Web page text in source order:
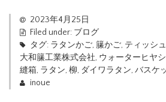
2023年4月25日
Filed under: ブログ
タグ: ラタンかご, 籘かご, ティッシ
大和籘工業株式会社, ウォーターヒヤ
縫箱, ラタン, 柳, ダイワラタン, バスケ
inoue